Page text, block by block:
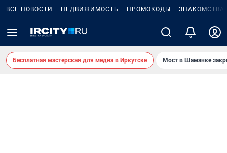
ВСЕ НОВОСТИ НЕДВИЖИМОСТЬ ПРОМОКОДЫ ЗНАКОМСТВА
Бесплатная мастерская для медиа в Иркутске Мост в Шаманке